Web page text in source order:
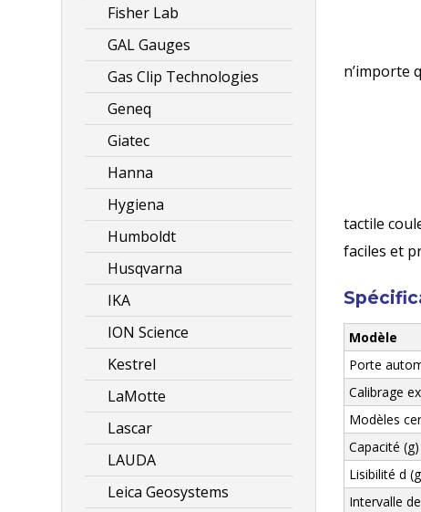
n’importe
tactile
faciles et
Modèle
Porte
Calibrage
Modèles
Capacité (g)
Lisibilité d
Intervalle de
Fisher Lab
GAL Gauges
Gas Clip Technologies
Geneq
Giatec
Hanna
Hygiena
Humboldt
Husqvarna
IKA
ION Science
Kestrel
LaMotte
Lascar
LAUDA
Leica Geosystems